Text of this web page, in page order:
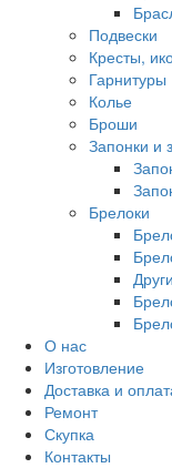
Подвески
Кресты,
Гарнитуры
Колье
Броши
Запонки и
Брелоки
О нас
Изготовление
Доставка и
Ремонт
Скупка
Контакты